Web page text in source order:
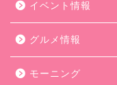
イベント情報
グルメ情報
モーニング